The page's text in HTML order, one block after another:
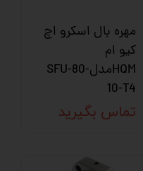
مهره بال اسکرو اچ
کیو ام
HQMمدلSFU-80-
10-T4
تماس بگیرید